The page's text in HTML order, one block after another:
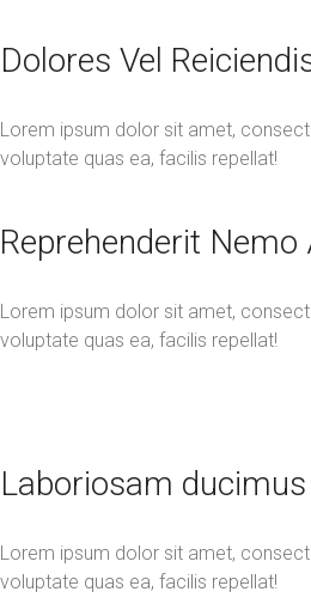
Dolores Vel
Lorem ipsum dolor sit amet,
voluptate quas ea, facilis repellat!
Reprehenderit Nemo
Lorem ipsum dolor sit amet,
voluptate quas ea, facilis repellat!
Laboriosam ducimus
Lorem ipsum dolor sit amet,
voluptate quas ea, facilis repellat!